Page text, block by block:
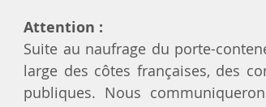
Attention :
Suite au naufrage du porte-
large des côtes françaises, des